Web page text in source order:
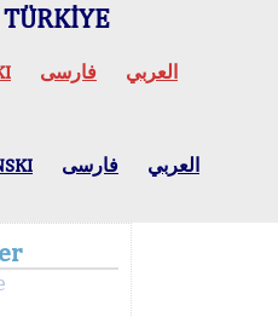
العربي فارسی
العربي فارسی